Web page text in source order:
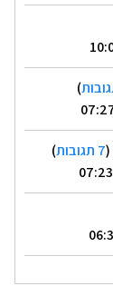
)
(7 תגובות
)